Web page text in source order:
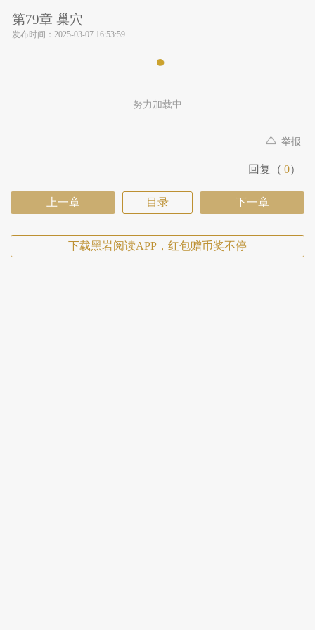
第79章 巢穴
发布时间： 2025-03-07 16:53:59
努力加载中
举报
回复（ 0）
上一章 目录 下一章
下载黑岩阅读APP，红包赠币奖不停